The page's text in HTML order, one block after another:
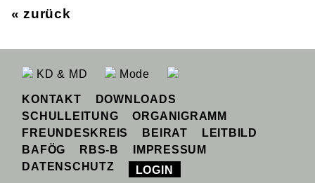
« zurück
KD & MD Mode
KONTAKT
DOWNLOADS
SCHULLEITUNG
ORGANIGRAMM
FREUNDESKREIS
BEIRAT
LEITBILD
BAFÖG
RBS-B
IMPRESSUM
DATENSCHUTZ
LOGIN